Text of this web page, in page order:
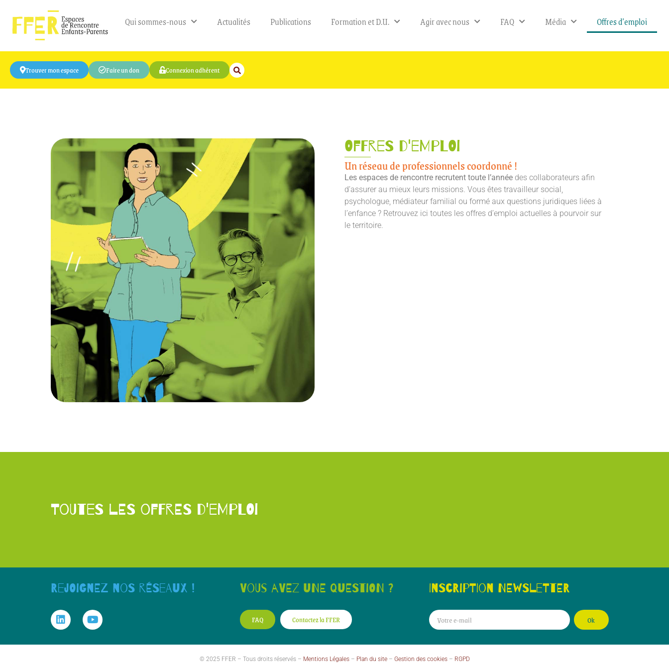
Qui sommes-nous Actualités Publications Formation et D.U. Agir avec nous FAQ Média Offres d’emploi
Trouver mon espace Faire un don Connexion adhérent
Offres d'emploi
Un réseau de professionnels coordonné !
Les espaces de rencontre recrutent toute l’année des collaborateurs afin
d’assurer au mieux leurs missions. Vous êtes travailleur social,
psychologue, médiateur familial ou formé aux questions juridiques liées à
l’enfance ? Retrouvez ici toutes les offres d’emploi actuelles à pourvoir sur
le territoire.
Toutes les offres d'emploi
Rejoignez nos réseaux ! Vous avez une question ?
FAQ Contactez la FFER
Inscription newsletter
Ok
© 2025 FFER – Tous droits réservés – Mentions Légales– Plan du site– Gestion des cookies– RGPD